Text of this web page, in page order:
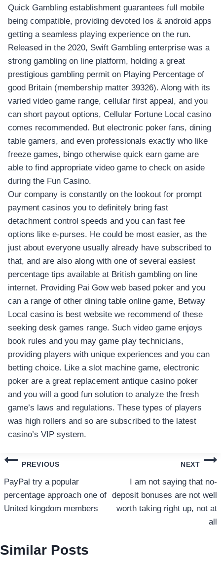
Quick Gambling establishment guarantees full mobile
being compatible, providing devoted Ios & android apps
getting a seamless playing experience on the run.
Released in the 2020, Swift Gambling enterprise was a
strong gambling on line platform, holding a great
prestigious gambling permit on Playing Percentage of
good Britain (membership matter 39326). Along with its
varied video game range, cellular first appeal, and you
can short payout options, Cellular Fortune Local casino
comes recommended. But electronic poker fans, dining
table gamers, and even professionals exactly who like
freeze games, bingo otherwise quick earn game are
able to find appropriate video game to check on aside
during the Fun Casino.
Our company is constantly on the lookout for prompt
payment casinos you to definitely bring fast
detachment control speeds and you can fast fee
options like e-purses. He could be most easier, as the
just about everyone usually already have subscribed to
that, and are also along with one of several easiest
percentage tips available at British gambling on line
internet. Providing Pai Gow web based poker and you
can a range of other dining table online game, Betway
Local casino is best website we recommend of these
seeking desk games range. Such video game enjoys
book rules and you may game play technicians,
providing players with unique experiences and you can
betting choice. Like a slot machine game, electronic
poker are a great replacement antique casino poker
and you will a good fun solution to analyze the fresh
game’s laws and regulations. These types of players
was high rollers and so are subscribed to the latest
casino’s VIP system.
แนะแนว
เรื่อง
PREVIOUS
PayPal try a popular
percentage approach one of
United kingdom members
NEXT
I am not saying that no-
deposit bonuses are not well
worth taking right up, not at
all
Similar Posts